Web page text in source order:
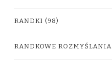
RANDKI (98)
RANDKOWE ROZMYŚLANIA